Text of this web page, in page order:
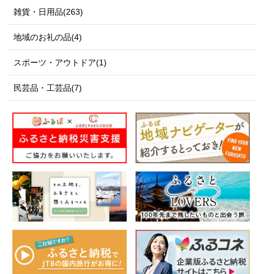
雑貨・日用品(263)
地域のお礼の品(4)
スポーツ・アウトドア(1)
民芸品・工芸品(7)